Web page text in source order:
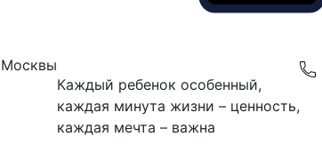
Каждый ребенок особенный,
каждая минута жизни – ценность,
каждая мечта – важна